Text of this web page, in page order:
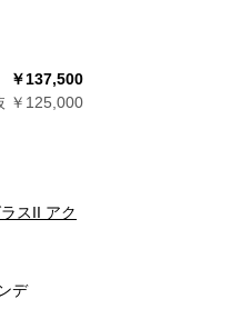
￥137,500
￥125,000
スII アク
デ